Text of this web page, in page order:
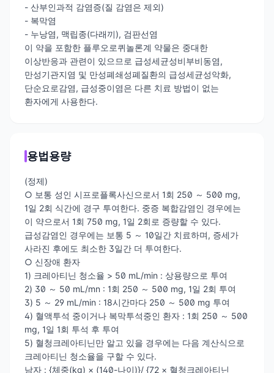
- 산부인과적 감염증(질 감염은 제외)
- 복막염
- 누낭염, 맥립종(다래끼), 검판선염
이 약을 포함한 플루오로퀴놀론계 약물은 중대한
이상반응과 관련이 있으므로 급성세균성비부비동염,
만성기관지염 및 만성폐쇄성폐질환의 급성세균성악화,
단순요로감염, 급성중이염은 다른 치료 방법이 없는
환자에게 사용한다.
용법용량
(정제)
○ 보통 성인 시프로플록사신으로서 1회 250 ～ 500 mg,
1일 2회 식간에 경구 투여한다. 중증 복합감염인 경우에는
이 약으로서 1회 750 mg, 1일 2회로 증량할 수 있다.
급성감염인 경우에는 보통 5 ～ 10일간 치료하며, 증세가
사라진 후에도 최소한 3일간 더 투여한다.
○ 신장애 환자
1) 크레아티닌 청소율 > 50 mL/min : 상용량으로 투여
2) 30 ～ 50 mL/mn : 1회 250 ～ 500 mg, 1일 2회 투여
3) 5 ～ 29 mL/min : 18시간마다 250 ～ 500 mg 투여
4) 혈액투석 중이거나 복막투석중인 환자 : 1회 250 ～ 500
mg, 1일 1회 투석 후 투여
5) 혈청크레아티닌만 알고 있을 경우에는 다음 계산식으로
크레아티닌 청소율을 구할 수 있다.
남자 : {체중(kg) × (140-나이)}/ {72 × 혈청크레아티닌